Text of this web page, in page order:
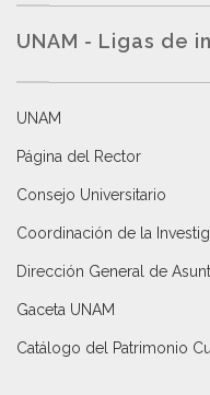
UNAM - Ligas de
UNAM
Página del Rector
Consejo Universitario
Coordinación de la
Dirección General de
Gaceta UNAM
Catálogo del Patrimonio